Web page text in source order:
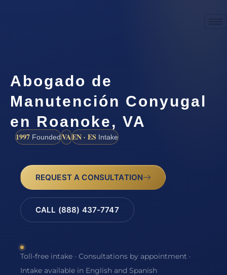
Abogado de
Manutención Conyugal
en Roanoke, VA
1997 FoundedVAEN · ES Intake
REQUEST A CONSULTATION
CALL (888) 437-7747
Toll-free intake · Consultations by appointment ·
Intake available in English and Spanish